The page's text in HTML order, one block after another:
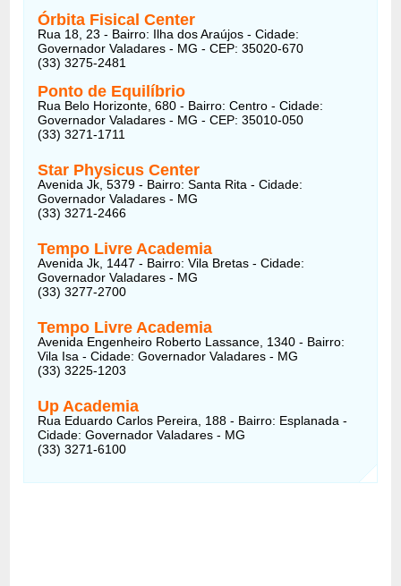
Órbita Fisical Center
Rua 18, 23 - Bairro: Ilha dos Araújos - Cidade:
Governador Valadares - MG - CEP: 35020-670
(33) 3275-2481
Ponto de Equilíbrio
Rua Belo Horizonte, 680 - Bairro: Centro - Cidade:
Governador Valadares - MG - CEP: 35010-050
(33) 3271-1711
Star Physicus Center
Avenida Jk, 5379 - Bairro: Santa Rita - Cidade:
Governador Valadares - MG
(33) 3271-2466
Tempo Livre Academia
Avenida Jk, 1447 - Bairro: Vila Bretas - Cidade:
Governador Valadares - MG
(33) 3277-2700
Tempo Livre Academia
Avenida Engenheiro Roberto Lassance, 1340 - Bairro:
Vila Isa - Cidade: Governador Valadares - MG
(33) 3225-1203
Up Academia
Rua Eduardo Carlos Pereira, 188 - Bairro: Esplanada -
Cidade: Governador Valadares - MG
(33) 3271-6100